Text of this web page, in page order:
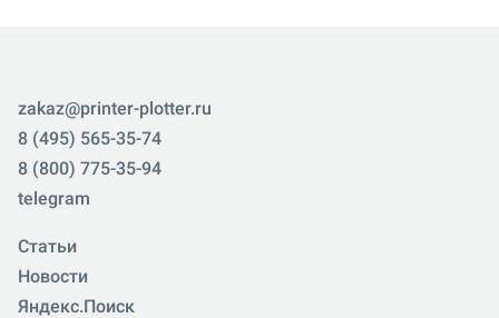
zakaz@printer-plotter.ru
8 (495) 565-35-74
8 (800) 775-35-94
telegram
Статьи
Новости
Яндекс.Поиск